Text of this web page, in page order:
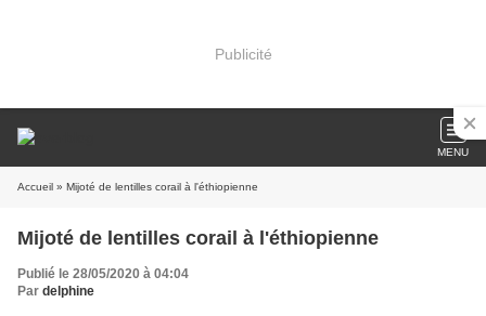
Publicité
MENU
Accueil » Mijoté de lentilles corail à l'éthiopienne
Mijoté de lentilles corail à l'éthiopienne
Publié le 28/05/2020 à 04:04
Par delphine